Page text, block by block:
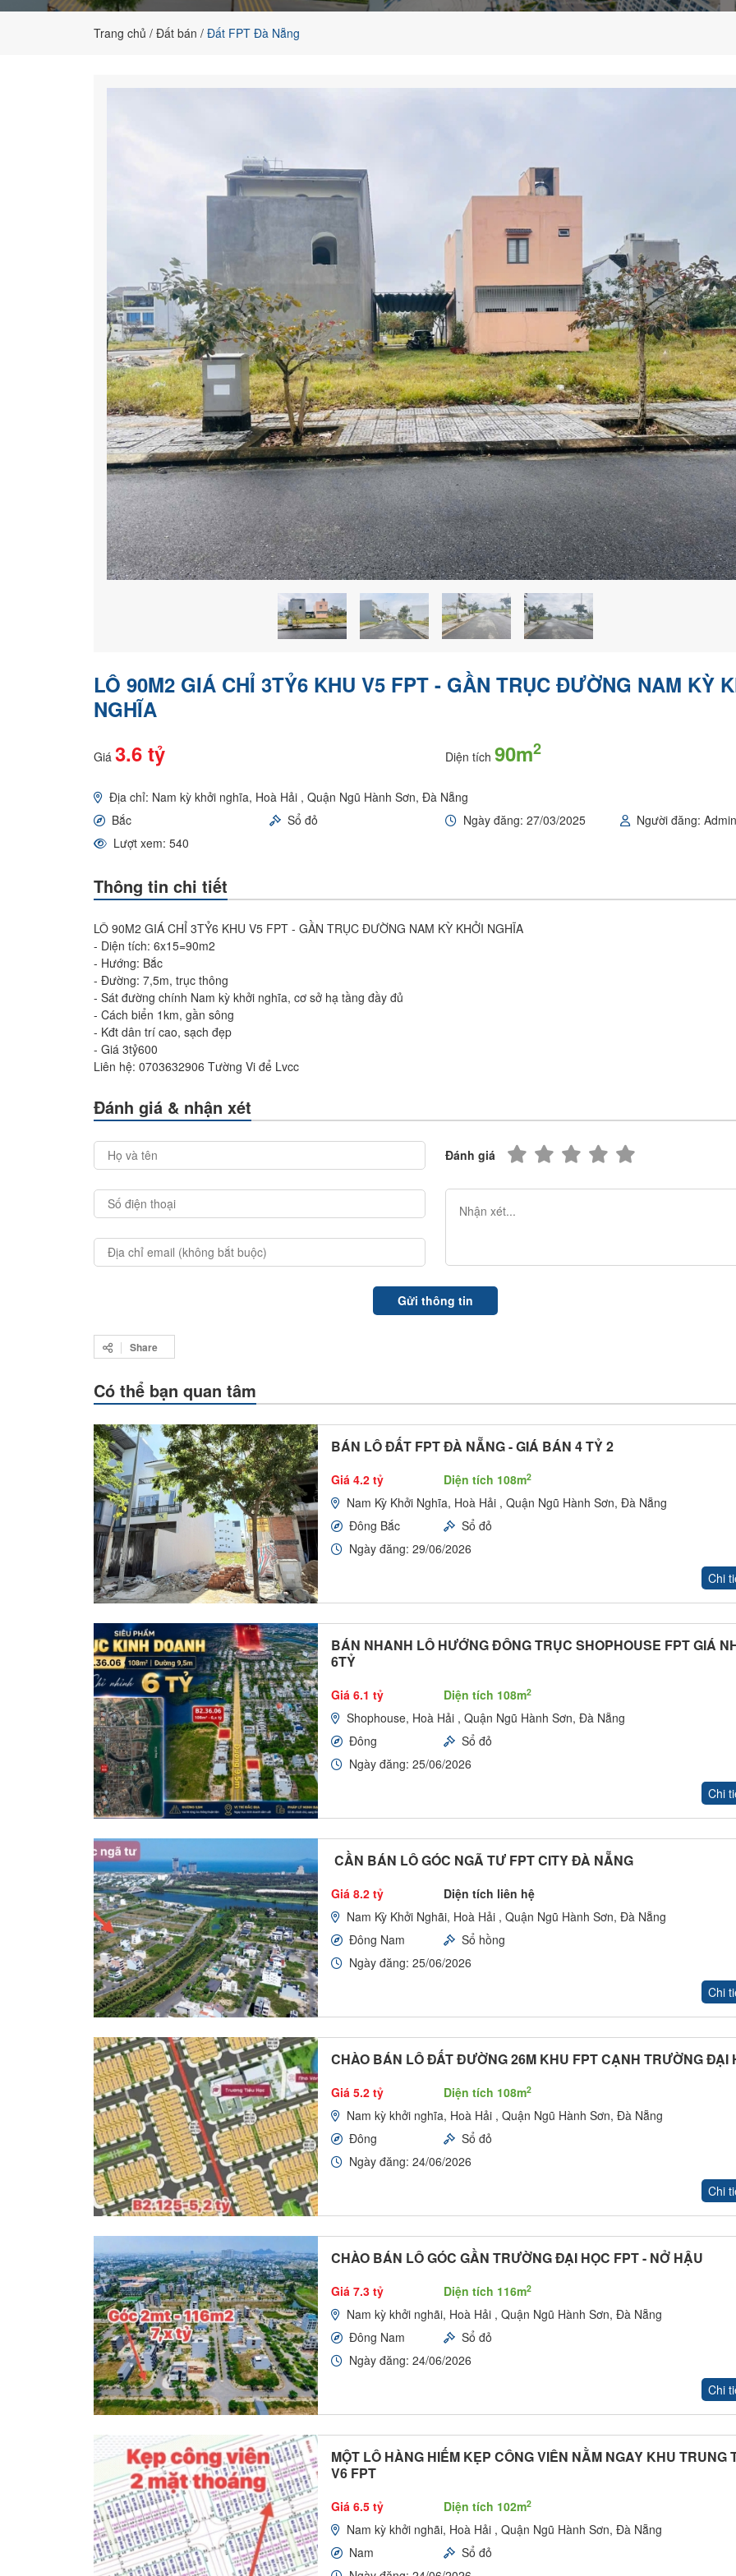
cho
khách
Trang chủ Đất bán Đất FPT Đà Nẵng
LÔ 90M2 GIÁ CHỈ 3TỶ6 KHU V5 FPT - GẦN TRỤC ĐƯỜNG NAM KỲ
NGHĨA
Giá 3.6 tỷ Diện tích 90m2
Địa chỉ: Nam kỳ khởi nghĩa, Hoà Hải , Quận Ngũ Hành Sơn, Đà Nẵng
Bắc
Sổ đỏ Ngày đăng: 27/03/2025
Người đăng: Admin
Lượt xem: 540
Thông tin chi tiết
LÔ 90M2 GIÁ CHỈ 3TỶ6 KHU V5 FPT - GẦN TRỤC ĐƯỜNG NAM KỲ KHỞI NGHĨA
- Diện tích: 6x15=90m2
- Hướng: Bắc
- Đường: 7,5m, trục thông
- Sát đường chính Nam kỳ khởi nghĩa, cơ sở hạ tầng đầy đủ
- Cách biển 1km, gần sông
- Kđt dân trí cao, sạch đẹp
- Giá 3tỷ600
Liên hệ: 0703632906 Tường Vi để Lvcc
Đánh giá & nhận xét
Đánh giá
Share
Có thể bạn quan tâm
BÁN LÔ ĐẤT FPT ĐÀ NẴNG - GIÁ BÁN 4 TỶ 2
Giá 4.2 tỷ Diện tích 108m2
Nam Kỳ Khởi Nghĩa, Hoà Hải , Quận Ngũ Hành Sơn, Đà Nẵng
Đông Bắc
Sổ đỏ
Ngày đăng: 29/06/2026
Chi
BÁN NHANH LÔ HƯỚNG ĐÔNG TRỤC SHOPHOUSE FPT GIÁ
6TỶ
Giá 6.1 tỷ Diện tích 108m2
Shophouse, Hoà Hải , Quận Ngũ Hành Sơn, Đà Nẵng
Đông
Sổ đỏ
Ngày đăng: 25/06/2026
Chi
CẦN BÁN LÔ GÓC NGÃ TƯ FPT CITY ĐÀ NẴNG
Giá 8.2 tỷ
Diện tích liên hệ
Nam Kỳ Khởi Nghãi, Hoà Hải , Quận Ngũ Hành Sơn, Đà Nẵng
Đông Nam
Sổ hồng
Ngày đăng: 25/06/2026
Chi
CHÀO BÁN LÔ ĐẤT ĐƯỜNG 26M KHU FPT CẠNH TRƯỜNG ĐẠI
Giá 5.2 tỷ Diện tích 108m2
Nam kỳ khởi nghĩa, Hoà Hải , Quận Ngũ Hành Sơn, Đà Nẵng
Đông
Sổ đỏ
Ngày đăng: 24/06/2026
Chi
CHÀO BÁN LÔ GÓC GẦN TRƯỜNG ĐẠI HỌC FPT - NỞ HẬU
Giá 7.3 tỷ Diện tích 116m2
Nam kỳ khởi nghãi, Hoà Hải , Quận Ngũ Hành Sơn, Đà Nẵng
Đông Nam
Sổ đỏ
Ngày đăng: 24/06/2026
Chi
MỘT LÔ HÀNG HIẾM KẸP CÔNG VIÊN NẰM NGAY KHU TRUNG
V6 FPT
Giá 6.5 tỷ Diện tích 102m2
Nam kỳ khởi nghãi, Hoà Hải , Quận Ngũ Hành Sơn, Đà Nẵng
Nam
Sổ đỏ